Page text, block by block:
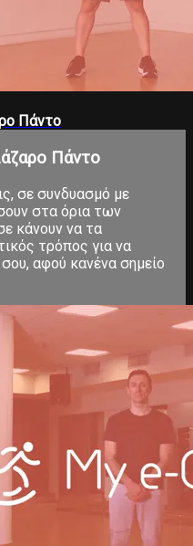
Πάντο
Πάντο
σε συνδυασμό με
στα όρια των
κάνουν να τα
τρόπος για να
αφού κανένα σημείο